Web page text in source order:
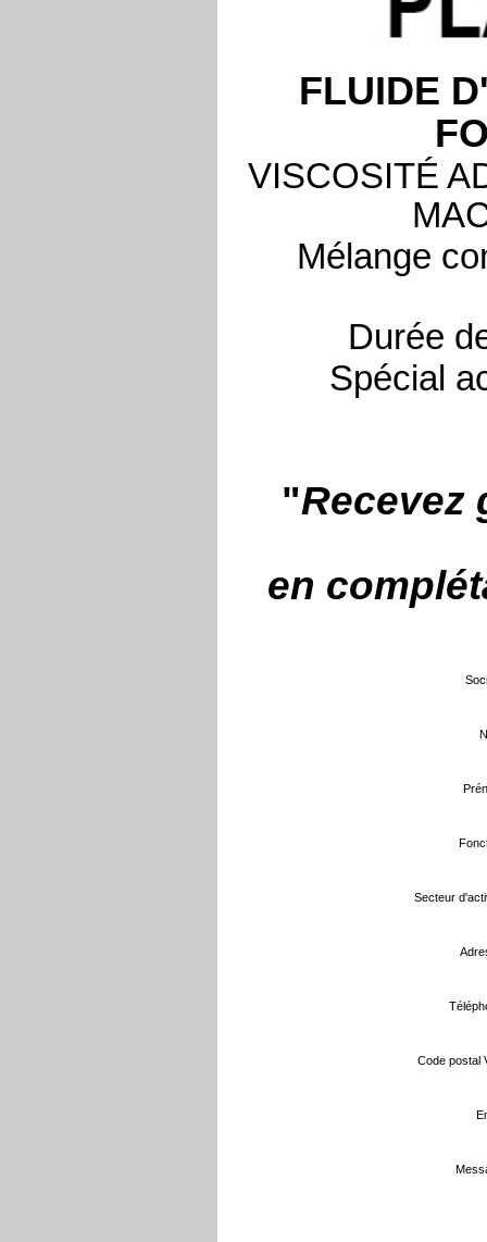
FLUIDE
VISCOSITÉ
Mélange
Durée
Spécial
"Recevez
en
Secteur
Code postal